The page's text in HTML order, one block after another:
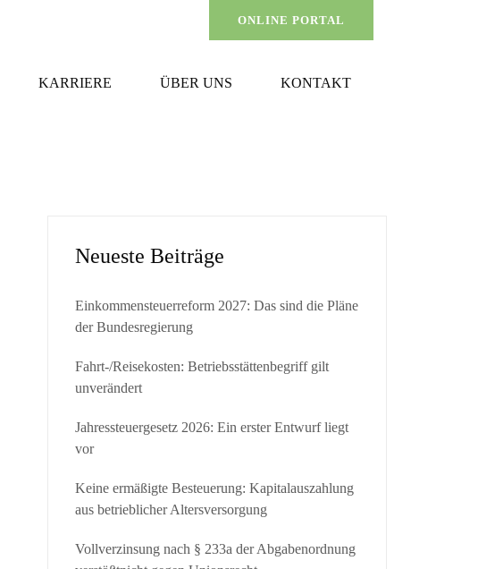
ONLINE PORTAL
KARRIERE ÜBER UNS KONTAKT
Neueste Beiträge
Einkommensteuerreform 2027: Das sind die Pläne
der Bundesregierung
Fahrt-/Reisekosten: Betriebsstättenbegriff gilt
unverändert
Jahressteuergesetz 2026: Ein erster Entwurf liegt
vor
Keine ermäßigte Besteuerung: Kapitalauszahlung
aus betrieblicher Altersversorgung
Vollverzinsung nach § 233a der Abgabenordnung